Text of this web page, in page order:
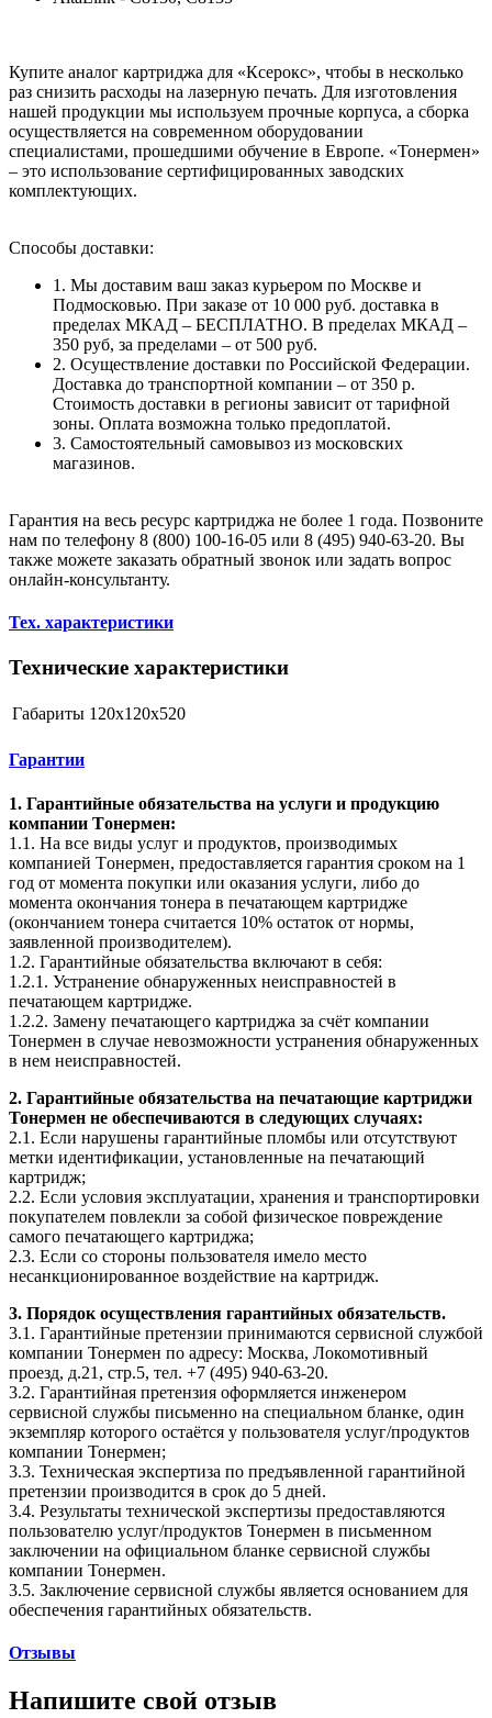
Купите аналог картриджа для «Ксерокс», чтобы в несколько
раз снизить расходы на лазерную печать. Для изготовления
нашей продукции мы используем прочные корпуса, а сборка
осуществляется на современном оборудовании
специалистами, прошедшими обучение в Европе. «Тонермен»
– это использование сертифицированных заводских
комплектующих.
Способы доставки:
1. Мы доставим ваш заказ курьером по Москве и
Подмосковью. При заказе от 10 000 руб. доставка в
пределах МКАД – БЕСПЛАТНО. В пределах МКАД –
350 руб, за пределами – от 500 руб.
2. Осуществление доставки по Российской Федерации.
Доставка до транспортной компании – от 350 р.
Стоимость доставки в регионы зависит от тарифной
зоны. Оплата возможна только предоплатой.
3. Самостоятельный самовывоз из московских
магазинов.
Гарантия на весь ресурс картриджа не более 1 года. Позвоните
нам по телефону 8 (800) 100-16-05 или 8 (495) 940-63-20. Вы
также можете заказать обратный звонок или задать вопрос
онлайн-консультанту.
Тех. характеристики
Технические характеристики
Габариты 120x120x520
Гарантии
1. Гарантийные обязательства на услуги и продукцию
компании Tонермен:
1.1. На все виды услуг и продуктов, производимых
компанией Tонермен, предоставляется гарантия сроком на 1
год от момента покупки или оказания услуги, либо до
момента окончания тонера в печатающем картридже
(окончанием тонера считается 10% остаток от нормы,
заявленной производителем).
1.2. Гарантийные обязательства включают в себя:
1.2.1. Устранение обнаруженных неисправностей в
печатающем картридже.
1.2.2. Замену печатающего картриджа за счёт компании
Тонермен в случае невозможности устранения обнаруженных
в нем неисправностей.
2. Гарантийные обязательства на печатающие картриджи
Тонермен не обеспечиваются в следующих случаях:
2.1. Если нарушены гарантийные пломбы или отсутствуют
метки идентификации, установленные на печатающий
картридж;
2.2. Если условия эксплуатации, хранения и транспортировки
покупателем повлекли за собой физическое повреждение
самого печатающего картриджа;
2.3. Если со стороны пользователя имело место
несанкционированное воздействие на картридж.
3. Порядок осуществления гарантийных обязательств.
3.1. Гарантийные претензии принимаются сервисной службой
компании Тонермен по адресу: Москва, Локомотивный
проезд, д.21, стр.5, тел. +7 (495) 940-63-20.
3.2. Гарантийная претензия оформляется инженером
сервисной службы письменно на специальном бланке, один
экземпляр которого остаётся у пользователя услуг/продуктов
компании Тонермен;
3.3. Техническая экспертиза по предъявленной гарантийной
претензии производится в срок до 5 дней.
3.4. Результаты технической экспертизы предоставляются
пользователю услуг/продуктов Тонермен в письменном
заключении на официальном бланке сервисной службы
компании Тонермен.
3.5. Заключение сервисной службы является основанием для
обеспечения гарантийных обязательств.
Отзывы
Напишите свой отзыв